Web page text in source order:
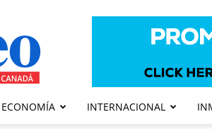
ECONOMÍA INTERNACIONAL